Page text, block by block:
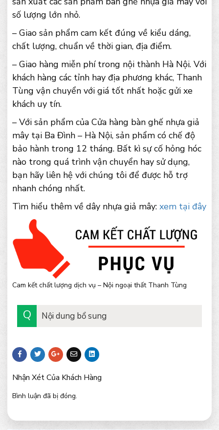
số lượng lớn nhỏ.
– Giao sản phẩm cam kết đúng về kiểu dáng,
chất lượng, chuẩn về thời gian, địa điểm.
– Giao hàng miễn phí trong nội thành Hà Nội. Với
khách hàng các tỉnh hay địa phương khác, Thanh
Tùng vận chuyển với giá tốt nhất hoặc gửi xe
khách uy tín.
– Với sản phẩm của Cửa hàng bàn ghế nhựa giả
mây tại Ba Đình – Hà Nội, sản phẩm có chế độ
bảo hành trong 12 tháng. Bất kì sự cố hỏng hóc
nào trong quá trình vận chuyển hay sử dụng,
bạn hãy liên hệ với chúng tôi để được hỗ trợ
nhanh chóng nhất.
Tìm hiểu thêm về dây nhựa giả mây: xem tại đây
Cam kết chất lượng dịch vụ – Nội ngoại thất Thanh Tùng
Nội dung bổ sung
Nhận Xét Của Khách Hàng
Bình luận đã bị đóng.